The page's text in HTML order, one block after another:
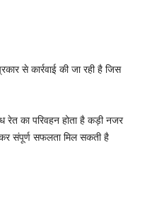
से कार्रवाई की जा रही है जिस
रेत का परिवहन होता है कड़ी नजर
संपूर्ण सफलता मिल सकती है